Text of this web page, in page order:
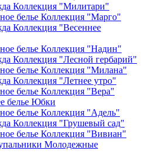
Коллекция "Милитари"
белье Коллекция "Марго"
Коллекция "Весеннее
белье Коллекция "Надин"
Коллекция "Лесной гербарий"
белье Коллекция "Милана"
Коллекция "Летнее утро"
белье Коллекция "Вера"
белье Юбки
белье Коллекция "Адель"
Коллекция "Грушевый сад"
белье Коллекция "Вивиан"
Молодежные